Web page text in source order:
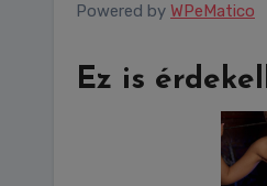
Powered by WPeMatico
Ez is